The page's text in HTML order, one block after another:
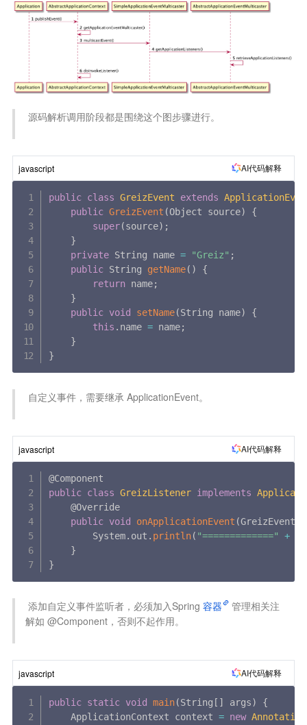
javascript AI代码解释
public class GreizEvent extends
public GreizEvent (Object source)
{
super(source) ;
}
private String name = "Greiz" ;
public String getName( )
{
return name;
}
public void setName(String name)
{
this . name = name;
}
}
javascript AI代码解释
public class GreizListener implements
    @Override
public void onApplicationEvent (GreizEvent
        System
. out . println( "=============" +
}
}
添加自定义事件监听者，必须加入Spring 容器
管理相关注
解如 @Component，否则不起作用。
javascript AI代码解释
public static void main(String [ ] args)
{
    ApplicationContext context
= new